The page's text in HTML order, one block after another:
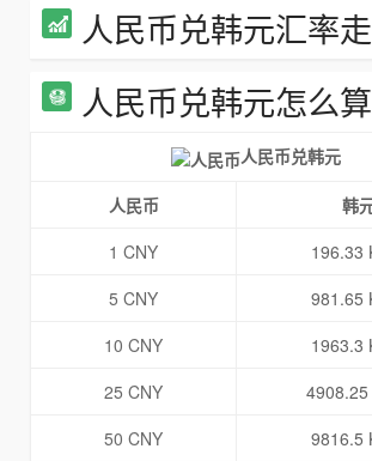
人民币兑韩元汇率
人民币兑韩元怎么算
人民币兑韩元
人民币
韩
1 CNY
196.33
5 CNY
981.65
10 CNY
1963.3
25 CNY
4908.25
50 CNY
9816.5